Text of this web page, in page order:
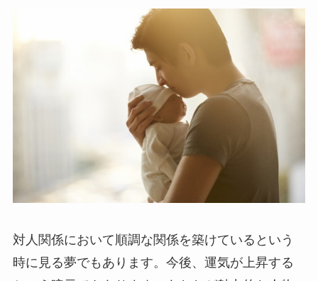
対人関係において順調な関係を築けているという
時に見る夢でもあります。今後、運気が上昇する